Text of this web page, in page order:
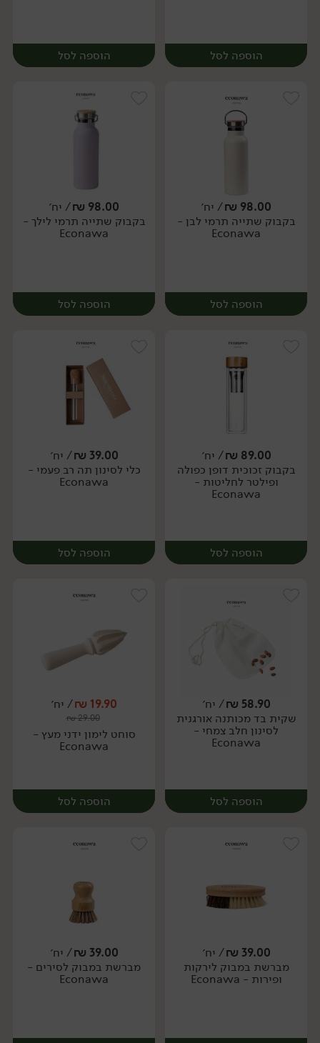
הוספה לסל
יח׳
הוספה לסל
יח׳
98.00
₪/ יח׳
בקבוק שתייה תרמי לבן -
Econawa
הוספה לסל
יח׳
98.00
₪/ יח׳
בקבוק שתייה תרמי לילך -
Econawa
הוספה לסל
יח׳
89.00
₪/ יח׳
בקבוק זכוכית דופן כפולה
ופילטר לחליטות -
Econawa
הוספה לסל
יח׳
39.00
₪/ יח׳
כלי לסינון תה רב פעמי -
Econawa
הוספה לסל
יח׳
58.90
₪/ יח׳
שקית בד מכותנה אורגנית
לסינון חלב צמחי -
Econawa
הוספה לסל
יח׳
19.90
₪/ יח׳
29.00
₪
סוחט לימון ידני מעץ -
Econawa
הוספה לסל
יח׳
39.00
₪/ יח׳
מברשת במבוק לירקות
ופירות - Econawa
39.00
₪/ יח׳
מברשת במבוק לסירים -
Econawa